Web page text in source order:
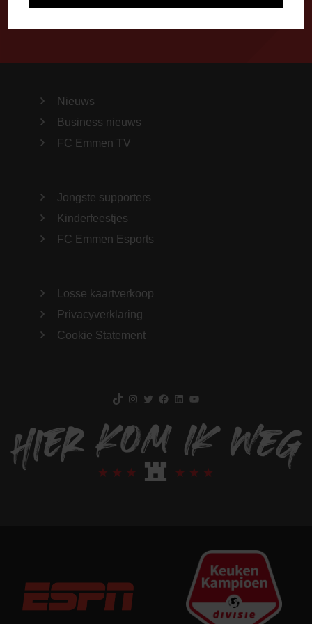
Nieuws
Business nieuws
FC Emmen TV
Jongste supporters
Kinderfeestjes
FC Emmen Esports
Losse kaartverkoop
Privacyverklaring
Cookie Statement